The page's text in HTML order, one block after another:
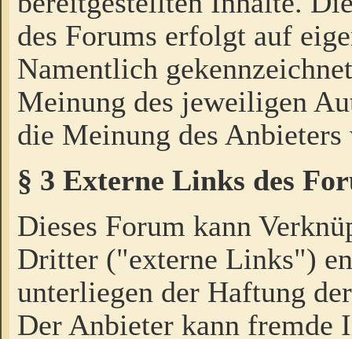
des Forums erfolgt auf
Namentlich
Meinung des jeweiligen
die Meinung des Anbieters
§ 3 Externe Links des
Dieses Forum kann
Dritter ("externe Links")
unterliegen der Haftung
Der Anbieter kann fremde